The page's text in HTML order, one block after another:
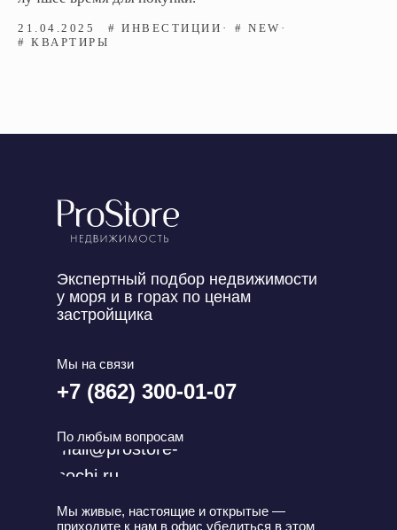
21.04.2025 # ИНВЕСТИЦИИ
# NEW
# КВАРТИРЫ
По любым вопросам
Мы живые, настоящие и открытые —
приходите к нам в офис убедиться в этом
mail@prostore-
sochi.ru
+7 (862) 300-01-07
Мы на связи
Экспертный подбор недвижимости
у моря и в горах по ценам
застройщика